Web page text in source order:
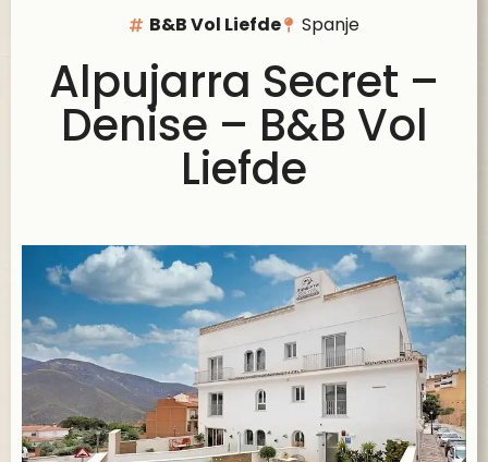
B&B Vol Liefde Spanje
Alpujarra Secret –
Denise – B&B Vol
Liefde